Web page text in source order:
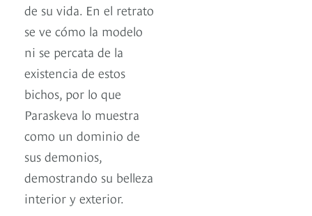
de su vida. En el retrato
se ve cómo la modelo
ni se percata de la
existencia de estos
bichos, por lo que
Paraskeva lo muestra
como un dominio de
sus demonios,
demostrando su belleza
interior y exterior.